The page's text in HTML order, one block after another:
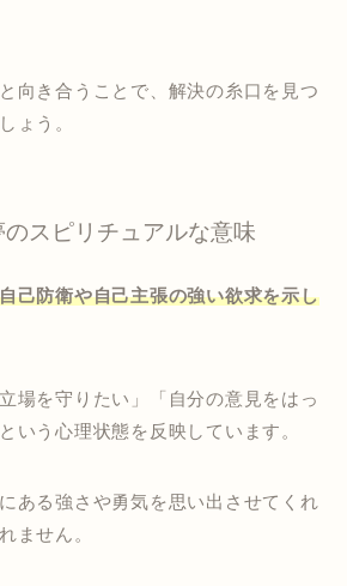
向き合うことで、解決の糸口を見つ
ょう。
スピリチュアルな意味
己防衛や自己主張の強い欲求を示し
場を守りたい」「自分の意見をはっ
いう心理状態を反映しています。
ある強さや勇気を思い出させてくれ
ません。